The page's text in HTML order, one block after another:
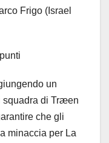
Frigo (Israel
un
squadra di Træen
che gli
minaccia per La